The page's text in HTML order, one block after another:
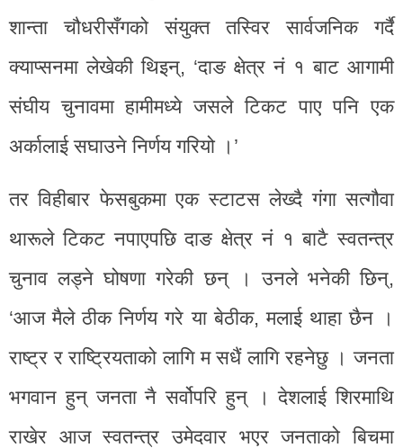
शान्ता चौधरीसँगको संयुक्त तस्विर सार्वजनिक गर्दै
क्याप्सनमा लेखेकी थिइन्, ‘दाङ क्षेत्र नं १ बाट आगामी
संघीय चुनावमा हामीमध्ये जसले टिकट पाए पनि एक
अर्कालाई सघाउने निर्णय गरियो ।’
तर विहीबार फेसबुकमा एक स्टाटस लेख्दै गंगा सत्गौवा
थारूले टिकट नपाएपछि दाङ क्षेत्र नं १ बाटै स्वतन्त्र
चुनाव लड्ने घोषणा गरेकी छन् । उनले भनेकी छिन्,
‘आज मैले ठीक निर्णय गरे या बेठीक, मलाई थाहा छैन ।
राष्ट्र र राष्ट्रियताको लागि म सधैं लागि रहनेछु । जनता
भगवान हुन् जनता नै सर्वोपरि हुन् । देशलाई शिरमाथि
राखेर आज स्वतन्त्र उमेदवार भएर जनताको बिचमा